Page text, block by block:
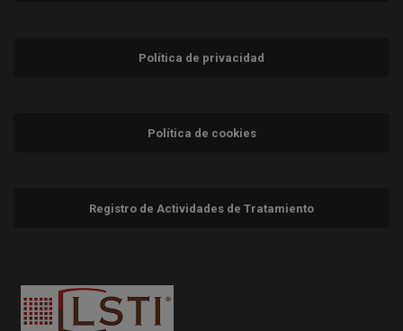
Política de privacidad
Política de cookies
Registro de Actividades de Tratamiento